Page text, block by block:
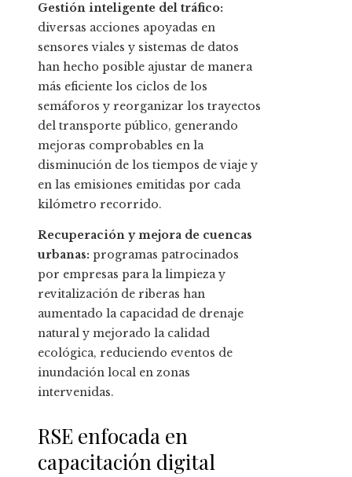
Gestión inteligente del tráfico:
diversas acciones apoyadas en
sensores viales y sistemas de datos
han hecho posible ajustar de manera
más eficiente los ciclos de los
semáforos y reorganizar los trayectos
del transporte público, generando
mejoras comprobables en la
disminución de los tiempos de viaje y
en las emisiones emitidas por cada
kilómetro recorrido.
Recuperación y mejora de cuencas
urbanas: programas patrocinados
por empresas para la limpieza y
revitalización de riberas han
aumentado la capacidad de drenaje
natural y mejorado la calidad
ecológica, reduciendo eventos de
inundación local en zonas
intervenidas.
RSE enfocada en
capacitación digital